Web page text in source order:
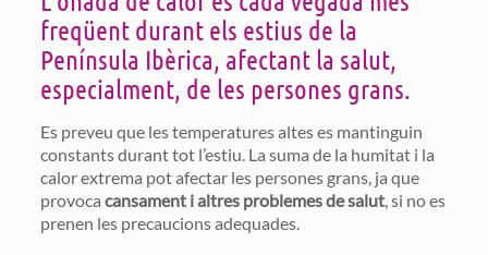
freqüent durant els estius de la
Península Ibèrica, afectant la salut,
especialment, de les persones grans.
Es preveu que les temperatures altes es mantinguin
constants durant tot l’estiu. La suma de la humitat i la
calor extrema pot afectar les persones grans, ja que
provoca cansament i altres problemes de salut, si no es
prenen les precaucions adequades.